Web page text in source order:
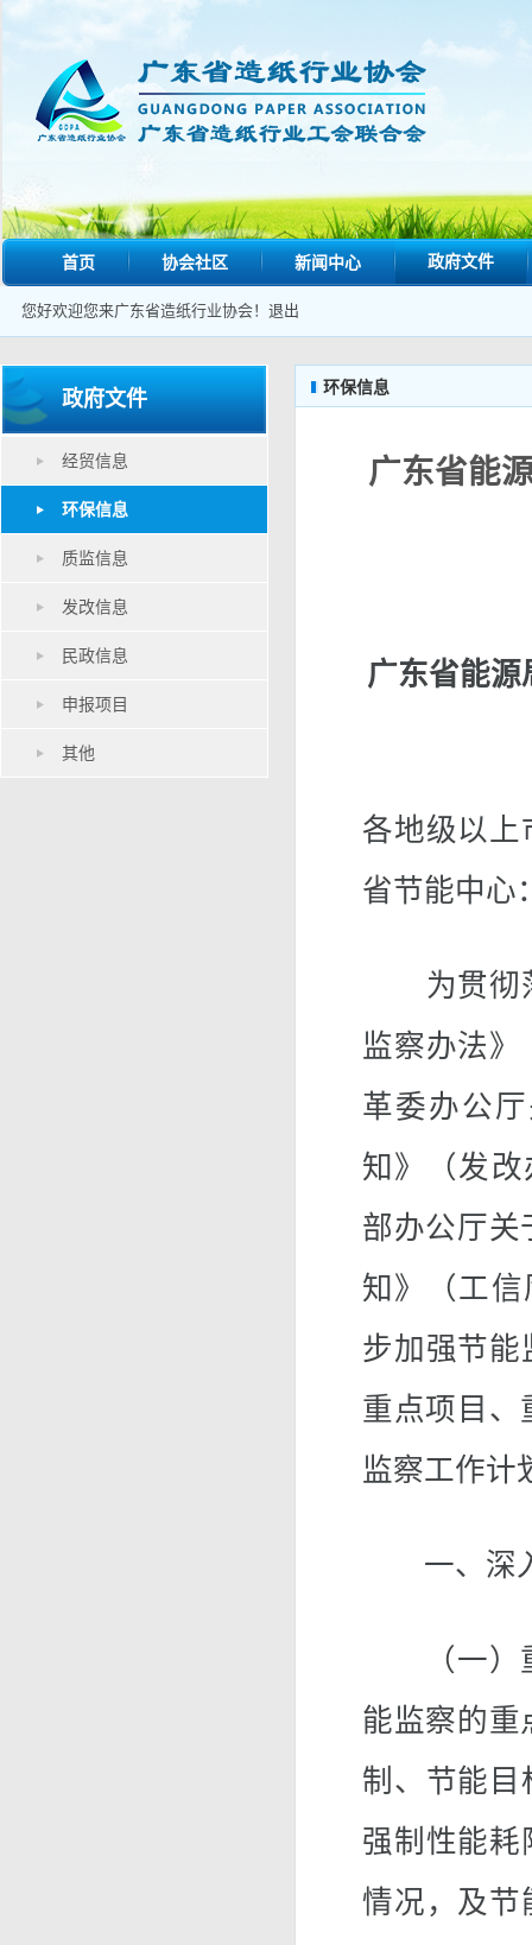
首页 协会社区 新闻中心 政府文件
您好欢迎您来广东省造纸行业协会！ 退出
政府文件
经贸信息
环保信息
质监信息
发改信息
民政信息
申报项目
其他
环保信息
广东省能
广东省能源
各地级以上
省节能中心
为贯彻落
监察办法
革委办公
知》（发
部办公厅关
知》（工
步加强节能
重点项目、
监察工作计
一、深入
（一）重
能监察的重
制、节能目
强制性能耗
情况，及节